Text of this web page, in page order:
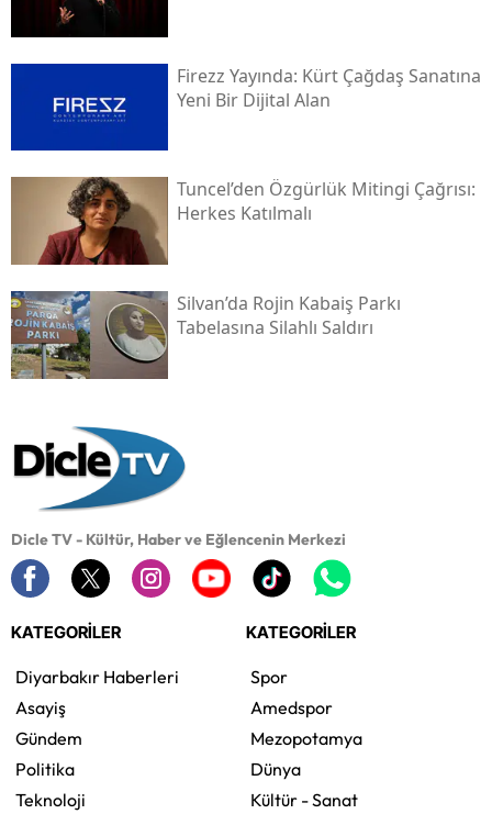
Firezz Yayında: Kürt Çağdaş Sanatına
Yeni Bir Dijital Alan
Tuncel’den Özgürlük Mitingi Çağrısı:
Herkes Katılmalı
Silvan’da Rojin Kabaiş Parkı
Tabelasına Silahlı Saldırı
Dicle TV - Kültür, Haber ve Eğlencenin Merkezi
KATEGORİLER
Diyarbakır Haberleri
Asayiş
Gündem
Politika
Teknoloji
KATEGORİLER
Spor
Amedspor
Mezopotamya
Dünya
Kültür - Sanat